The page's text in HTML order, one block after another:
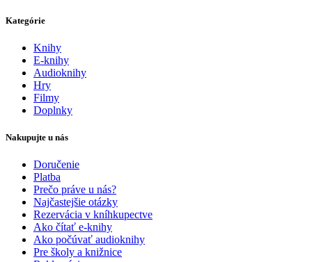
Kategórie
Knihy
E-knihy
Audioknihy
Hry
Filmy
Doplnky
Nakupujte u nás
Doručenie
Platba
Prečo práve u nás?
Najčastejšie otázky
Rezervácia v kníhkupectve
Ako čítať e-knihy
Ako počúvať audioknihy
Pre školy a knižnice